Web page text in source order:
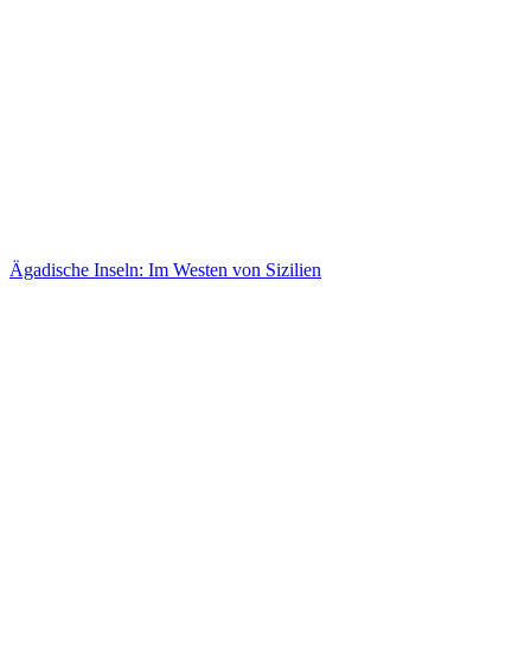
Ägadische Inseln: Im Westen von Sizilien